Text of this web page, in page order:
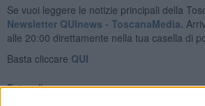
Se vuoi leggere le notizie principali della
Newsletter QUInews - ToscanaMedia.
alle 20:00 direttamente nella tua casella di
Basta cliccare QUI
Fotogallery